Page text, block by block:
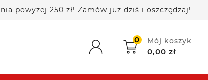
250 zł! Zamów już dziś i oszczędzaj!
0 Mój koszyk
0,00 zł